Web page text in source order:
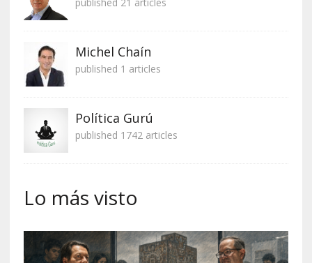
Michel Chaín
published 1 articles
Política Gurú
published 1742 articles
Lo más visto